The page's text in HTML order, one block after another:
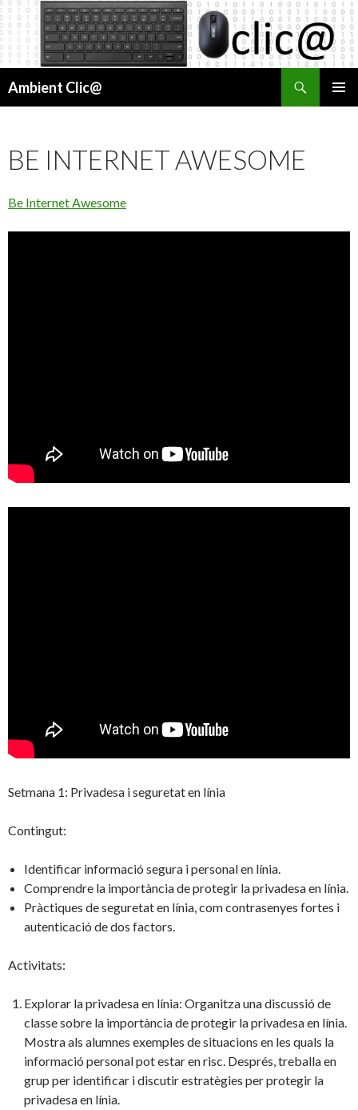
Ambient Clic@
BE INTERNET AWESOME
Be Internet Awesome
Setmana 1: Privadesa i seguretat en línia
Contingut:
Identificar informació segura i personal en línia.
Comprendre la importància de protegir la privadesa en línia.
Pràctiques de seguretat en línia, com contrasenyes fortes i
autenticació de dos factors.
Activitats:
Explorar la privadesa en línia: Organitza una discussió de
classe sobre la importància de protegir la privadesa en línia.
Mostra als alumnes exemples de situacions en les quals la
informació personal pot estar en risc. Després, treballa en
grup per identificar i discutir estratègies per protegir la
privadesa en línia.